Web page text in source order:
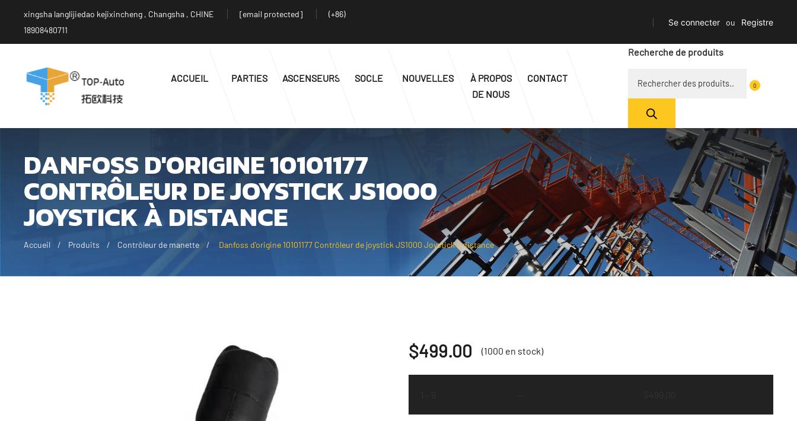
xingsha langlijiedao kejixincheng , Changsha , CHINE [email protected]
(+86)
18908480711
Se connecter ou Registre
ACCUEIL PARTIES ASCENSEURS SOCLE NOUVELLES
À PROPOS
DE NOUS
CONTACT
Recherche de produits
0
DANFOSS D'ORIGINE 10101177
CONTRÔLEUR DE JOYSTICK JS1000
JOYSTICK À DISTANCE
Accueil Produits Contrôleur de manette Danfoss d'origine 10101177 Contrôleur de joystick JS1000 Joystick à distance
$499.00 (1000 en stock)